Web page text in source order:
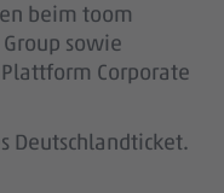
beim toom
Group sowie
Corporate
Deutschlandticket.